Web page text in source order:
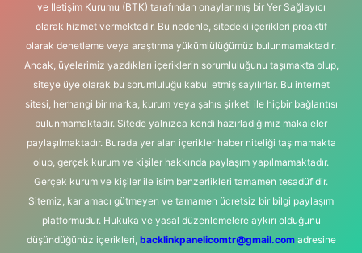
ve İletişim Kurumu (BTK) tarafından onaylanmış bir Yer Sağlayıcı
olarak hizmet vermektedir. Bu nedenle, sitedeki içerikleri proaktif
olarak denetleme veya araştırma yükümlülüğümüz bulunmamaktadır.
Ancak, üyelerimiz yazdıkları içeriklerin sorumluluğunu taşımakta olup,
siteye üye olarak bu sorumluluğu kabul etmiş sayılırlar. Bu internet
sitesi, herhangi bir marka, kurum veya şahıs şirketi ile hiçbir bağlantısı
bulunmamaktadır. Sitede yalnızca kendi hazırladığımız makaleler
paylaşılmaktadır. Burada yer alan içerikler haber niteliği taşımamakta
olup, gerçek kurum ve kişiler hakkında paylaşım yapılmamaktadır.
Gerçek kurum ve kişiler ile isim benzerlikleri tamamen tesadüfidir.
Sitemiz, kar amacı gütmeyen ve tamamen ücretsiz bir bilgi paylaşım
platformudur. Hukuka ve yasal düzenlemelere aykırı olduğunu
düşündüğünüz içerikleri, backlinkpanelicomtr@gmail.comadresine